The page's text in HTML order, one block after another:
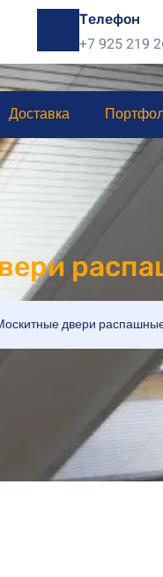
Телефон
+7 925 219
Доставка
двери